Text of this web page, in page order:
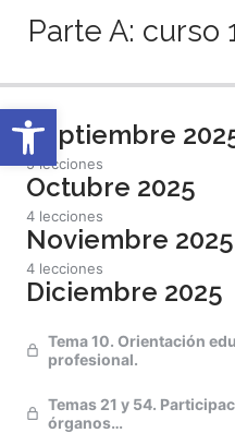
Abrir barra de
Parte A: curso
Septiembre
5 lecciones
Octubre 2025
4 lecciones
Noviembre 2025
4 lecciones
Diciembre 2025
Tema 10. Orientación
profesional.
Temas 21 y 54.
órganos…